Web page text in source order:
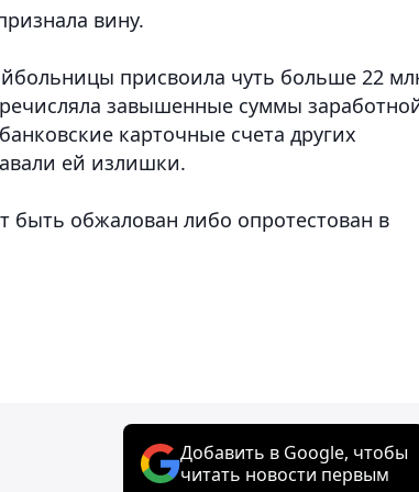
вину.
присвоила чуть больше 22
завышенные суммы
карточные счета других
ей излишки.
быть обжалован либо опротестован в
Добавить в Google, чтобы
читать новости первым